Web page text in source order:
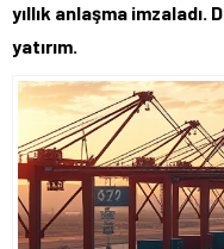
yıllık anlaşma
yatırım.